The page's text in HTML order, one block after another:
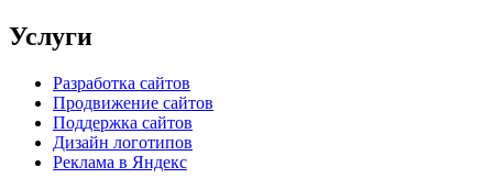
Услуги
Разработка сайтов
Продвижение сайтов
Поддержка сайтов
Дизайн логотипов
Реклама в Яндекс